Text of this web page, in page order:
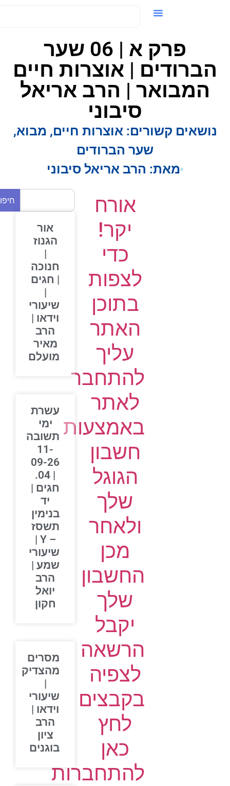
פרק א | 06 שער
הברודים | אוצרות חיים
המבואר | הרב אריאל
סיבוני
נושאים קשורים: אוצרות חיים,מבוא,
שער הברודים
מאת:הרב אריאל סיבוני
אורח
יקר!
כדי
לצפות
בתוכן
האתר
עליך
להתחבר
לאתר
באמצעות
חשבון
הגוגל
שלך
ולאחר
מכן
החשבון
שלך
יקבל
הרשאה
לצפיה
בקבצים
לחץ
כאן
להתחברות
חיפוש
אור
הגנוז
חנוכה
| חגים
שיעורי
וידאו |
הרב
מאיר
מועלם
עשרת
ימי
תשובה
11-
09-26
| 04.
חגים |
בנימין
תשסז
– Y |
שיעורי
שמע |
הרב
יואל
חקון
מסרים
מהצדיק
שיעורי
וידאו |
הרב
ציון
בוגנים